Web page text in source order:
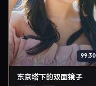
99:30
东京塔下的双面镜子